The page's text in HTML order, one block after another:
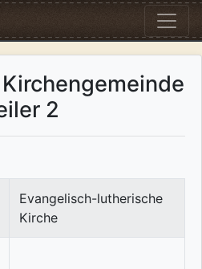
2
Evangelisch-lutherische
Kirche